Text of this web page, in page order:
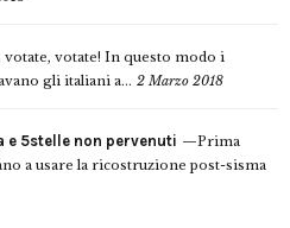
votate, votate! In questo modo i
gli italiani a... 2 Marzo 2018
e 5stelle non pervenuti
Prima
a usare la ricostruzione post-sisma